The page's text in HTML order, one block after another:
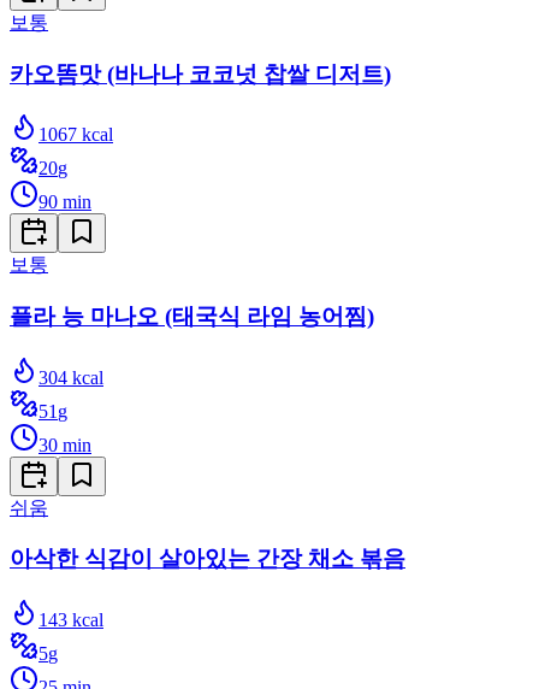
보통
카오똠맛 (바나나 코코넛 찹쌀 디저트)
1067 kcal
20g
90 min
보통
플라 능 마나오 (태국식 라임 농어찜)
304 kcal
51 g
30 min
쉬움
아삭한 식감이 살아있는 간장 채소 볶음
143 kcal
5g